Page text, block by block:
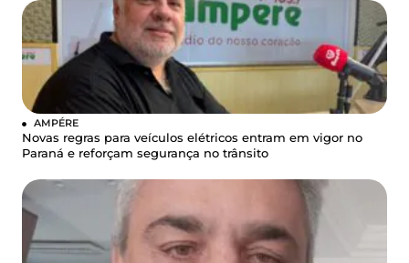
AMPÉRE
Novas regras para veículos elétricos entram em vigor no
Paraná e reforçam segurança no trânsito